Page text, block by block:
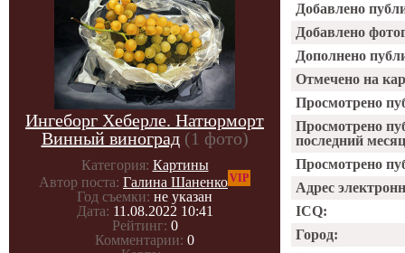
Ингеборг Хеберле. Натюрморт
Винный виноград (1 фото)
Категория: Картины
Автор поста: Галина ШаненкоVIP
Год съемки: не указан
Дата: 11.08.2022 10:41
Рейтинг: 0
Комментарии: 0
Добавлено
Добавлено
Дополнено
Отмечено на
Просмотрено
Просмотрено
последний
Просмотрено
Адрес
ICQ:
Город: